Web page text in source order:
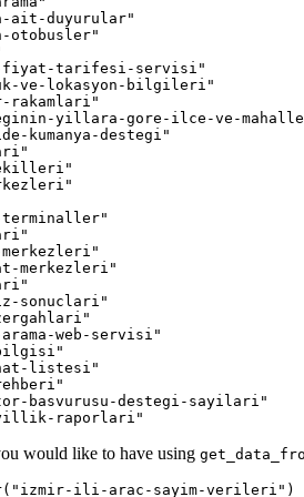
would like to have using
ili-arac-sayim-verileri")